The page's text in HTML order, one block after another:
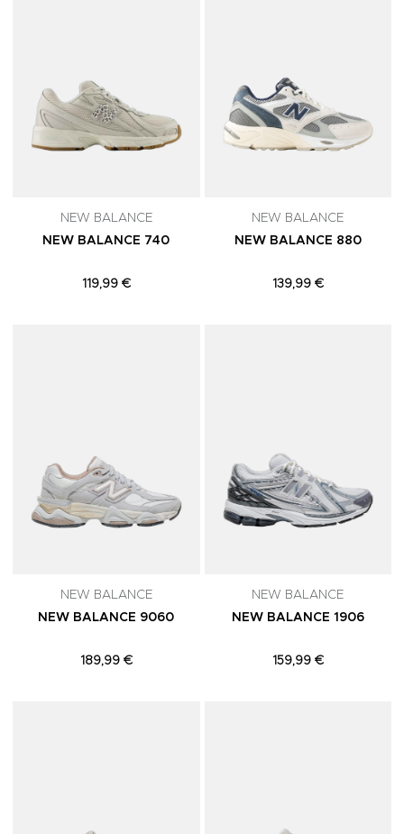
NEW BALANCE
NEW BALANCE 740
119,99 €
NEW BALANCE
NEW BALANCE 880
139,99 €
NEW BALANCE
NEW BALANCE 9060
189,99 €
NEW BALANCE
NEW BALANCE 1906
159,99 €